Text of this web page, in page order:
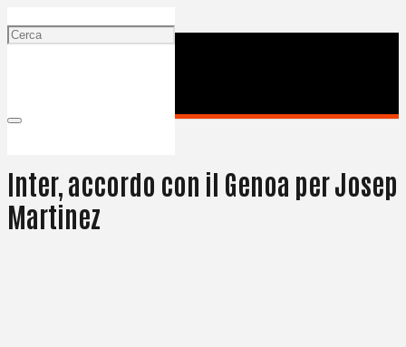
Inter, accordo con il Genoa per Josep
Martinez